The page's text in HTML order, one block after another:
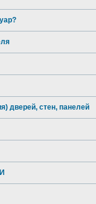
дверей, стен, панелей